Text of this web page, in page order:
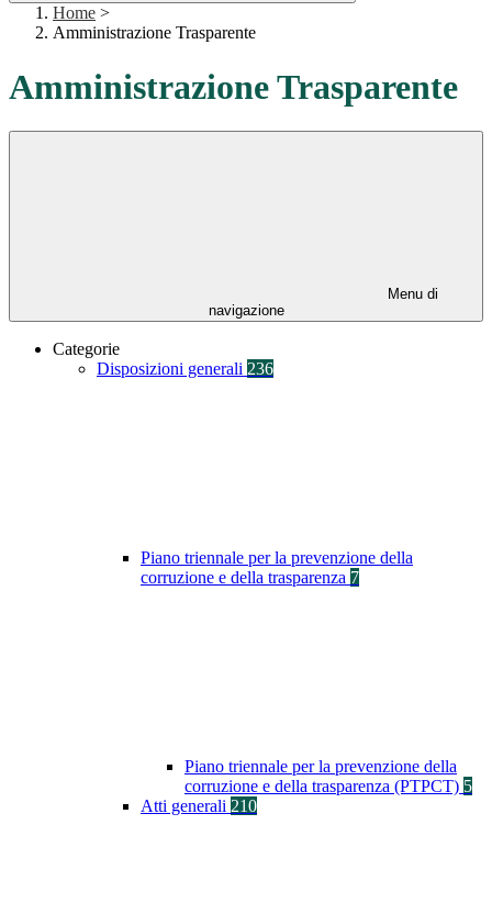
Home >
Amministrazione Trasparente
Amministrazione Trasparente
Menu di
navigazione
Categorie
Disposizioni generali 236
Piano triennale per la prevenzione della
corruzione e della trasparenza 7
Piano triennale per la prevenzione della
corruzione e della trasparenza (PTPCT) 5
Atti generali 210